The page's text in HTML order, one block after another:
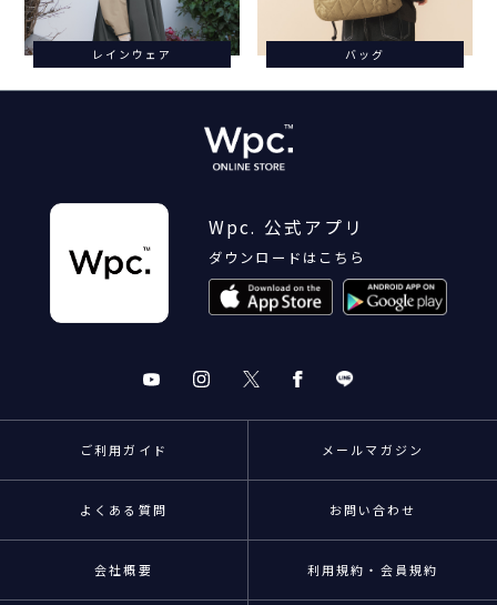
レインウェア バッグ
Wpc. 公式アプリ
ダウンロードはこちら
ご利用ガイド メールマガジン
よくある質問 お問い合わせ
会社概要 利用規約・会員規約